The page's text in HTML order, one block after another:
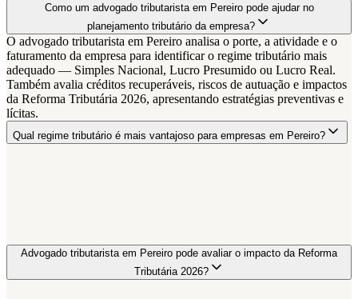
Como um advogado tributarista em Pereiro pode ajudar no
planejamento tributário da empresa?
O advogado tributarista em Pereiro analisa o porte, a atividade e o
faturamento da empresa para identificar o regime tributário mais
adequado — Simples Nacional, Lucro Presumido ou Lucro Real.
Também avalia créditos recuperáveis, riscos de autuação e impactos
da Reforma Tributária 2026, apresentando estratégias preventivas e
lícitas.
Qual regime tributário é mais vantajoso para empresas em Pereiro?
Advogado tributarista em Pereiro pode avaliar o impacto da Reforma
Tributária 2026?